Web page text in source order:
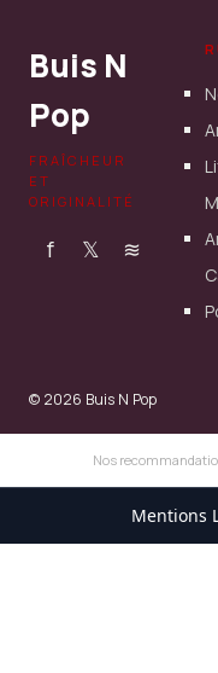
Buis N
Pop
FRAÎCHEUR
ET
ORIGINALITÉ
f 𝕏 ≋
© 2026 Buis N Pop
Nos
Mentions